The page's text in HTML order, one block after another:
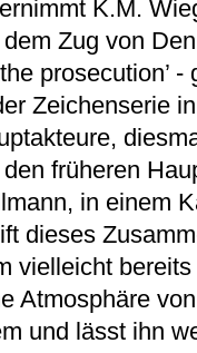
K.M.
Zug von
prosecution’
Zeichenserie
den früheren
in einem
dieses
vielleicht
Atmosphäre
und lässt ihn